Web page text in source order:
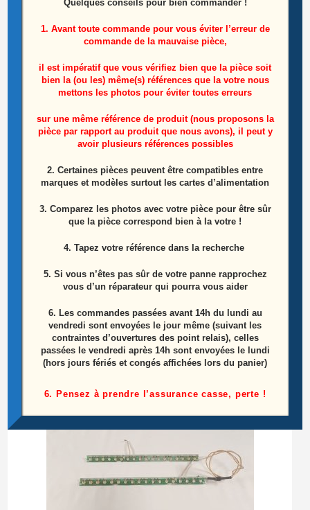
Produits similaires
Module De Commandes Télé Lg 47LA620S-ZA
Référence: EBR76384101
10,00 €
Ajouter au panier
Quelques conseils pour bien commander !
1. Avant toute commande pour vous éviter l’erreur de
commande de la mauvaise pièce,
il est impératif que vous vérifiez bien que la pièce soit
bien la (ou les) même(s) références que la votre nous
mettons les photos pour éviter toutes erreurs
sur une même référence de produit (nous proposons la
pièce par rapport au produit que nous avons), il peut y
avoir plusieurs références possibles
2. Certaines pièces peuvent être compatibles entre
marques et modèles surtout les cartes d’alimentation
3. Comparez les photos avec votre pièce pour être sûr
que la pièce correspond bien à la votre !
4. Tapez votre référence dans la recherche
5. Si vous n’êtes pas sûr de votre panne rapprochez
vous d’un réparateur qui pourra vous aider
6. Les commandes passées avant 14h du lundi au
vendredi sont envoyées le jour même (suivant les
contraintes d’ouvertures des point relais), celles
passées le vendredi après 14h sont envoyées le lundi
(hors jours fériés et congés affichées lors du panier)
6. Pensez à prendre l’assurance casse, perte !